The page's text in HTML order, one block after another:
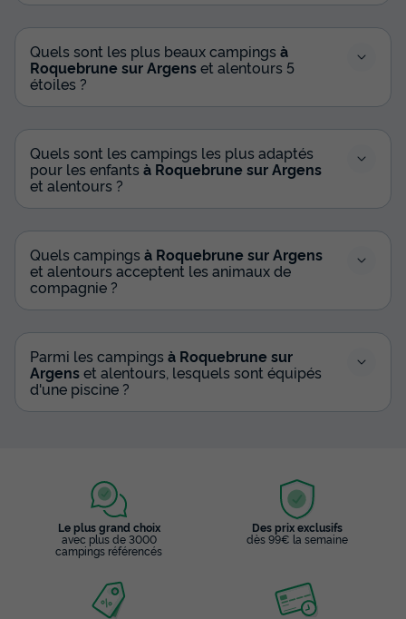
Quels sont les plus beaux campings à
Roquebrune sur Argenset alentours 5
étoiles ?
Quels sont les campings les plus adaptés
pour les enfants à Roquebrune sur Argens
et alentours ?
Quels campings à Roquebrune sur Argens
et alentours acceptent les animaux de
compagnie ?
Parmi les campings à Roquebrune sur
Argenset alentours, lesquels sont équipés
d'une piscine ?
Le plus grand choix
avec plus de 3000
campings référencés
Des prix exclusifs
dès 99€ la semaine